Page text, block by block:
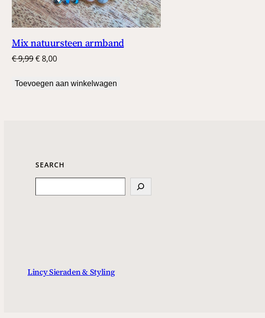
Mix natuursteen armband
€9,99Oorspronkelijke
was:
€8,00Huidige
is:
Toevoegen aan winkelwagen
SEARCH
Lincy Sieraden & Styling